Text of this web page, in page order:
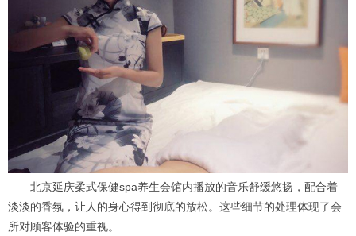
北京延庆柔式保健spa养生会馆内播放的音乐舒缓悠扬，配合着
淡淡的香氛，让人的身心得到彻底的放松。这些细节的处理体现了会
所对顾客体验的重视。